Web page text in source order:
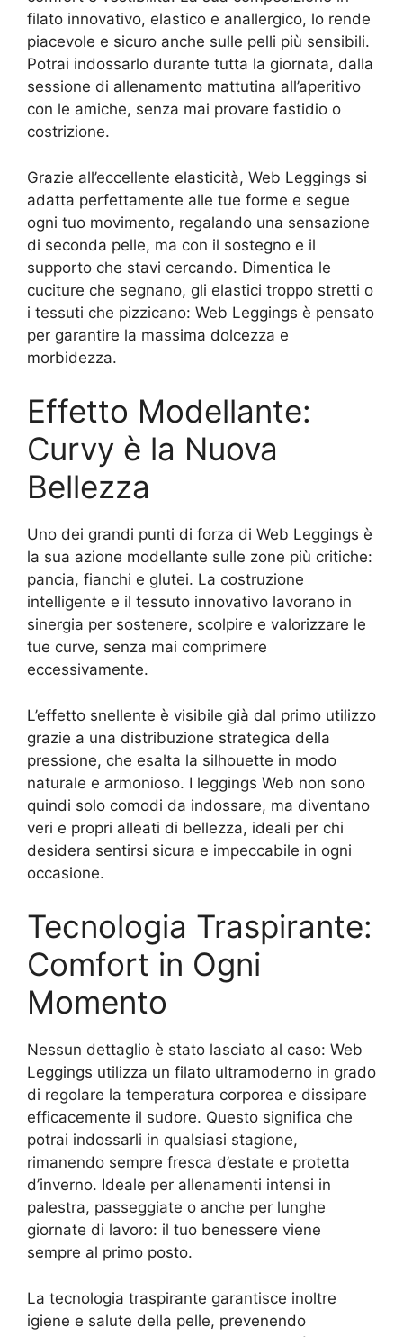
filato innovativo, elastico e anallergico, lo rende
piacevole e sicuro anche sulle pelli più sensibili.
Potrai indossarlo durante tutta la giornata, dalla
sessione di allenamento mattutina all’aperitivo
con le amiche, senza mai provare fastidio o
costrizione.
Grazie all’eccellente elasticità, Web Leggings si
adatta perfettamente alle tue forme e segue
ogni tuo movimento, regalando una sensazione
di seconda pelle, ma con il sostegno e il
supporto che stavi cercando. Dimentica le
cuciture che segnano, gli elastici troppo stretti o
i tessuti che pizzicano: Web Leggings è pensato
per garantire la massima dolcezza e
morbidezza.
Effetto Modellante:
Curvy è la Nuova
Bellezza
Uno dei grandi punti di forza di Web Leggings è
la sua azione modellante sulle zone più critiche:
pancia, fianchi e glutei. La costruzione
intelligente e il tessuto innovativo lavorano in
sinergia per sostenere, scolpire e valorizzare le
tue curve, senza mai comprimere
eccessivamente.
L’effetto snellente è visibile già dal primo utilizzo
grazie a una distribuzione strategica della
pressione, che esalta la silhouette in modo
naturale e armonioso. I leggings Web non sono
quindi solo comodi da indossare, ma diventano
veri e propri alleati di bellezza, ideali per chi
desidera sentirsi sicura e impeccabile in ogni
occasione.
Tecnologia Traspirante:
Comfort in Ogni
Momento
Nessun dettaglio è stato lasciato al caso: Web
Leggings utilizza un filato ultramoderno in grado
di regolare la temperatura corporea e dissipare
efficacemente il sudore. Questo significa che
potrai indossarli in qualsiasi stagione,
rimanendo sempre fresca d’estate e protetta
d’inverno. Ideale per allenamenti intensi in
palestra, passeggiate o anche per lunghe
giornate di lavoro: il tuo benessere viene
sempre al primo posto.
La tecnologia traspirante garantisce inoltre
igiene e salute della pelle, prevenendo